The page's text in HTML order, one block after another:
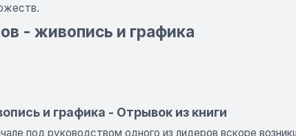
- живопись и графика
и графика - Отрывок из книги
под руководством одного из лидеров вскоре